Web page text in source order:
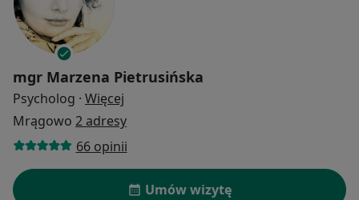
mgr Marzena Pietrusińska
Psycholog · Więcej
Mrągowo 2 adresy
66 opinii
Umów wizytę